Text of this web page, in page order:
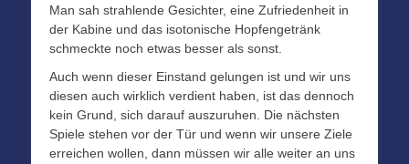
Man sah strahlende Gesichter, eine Zufriedenheit in
der Kabine und das isotonische Hopfengetränk
schmeckte noch etwas besser als sonst.
Auch wenn dieser Einstand gelungen ist und wir uns
diesen auch wirklich verdient haben, ist das dennoch
kein Grund, sich darauf auszuruhen. Die nächsten
Spiele stehen vor der Tür und wenn wir unsere Ziele
erreichen wollen, dann müssen wir alle weiter an uns